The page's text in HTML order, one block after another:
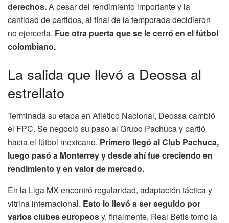
derechos.A pesar del rendimiento importante y la
cantidad de partidos, al final de la temporada decidieron
no ejercerla. Fue otra puerta que se le cerró en el fútbol
colombiano.
La salida que llevó a Deossa al
estrellato
Terminada su etapa en Atlético Nacional, Deossa cambió
el FPC. Se negoció su paso al Grupo Pachuca y partió
hacia el fútbol mexicano. Primero llegó al Club Pachuca,
luego pasó a Monterrey y desde ahí fue creciendo en
rendimiento y en valor de mercado.
En la Liga MX encontró regularidad, adaptación táctica y
vitrina internacional. Esto lo llevó a ser seguido por
varios clubes europeosy, finalmente, Real Betis tomó la